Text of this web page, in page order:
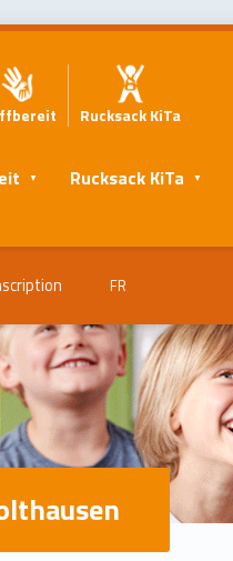
Rucksack KiTa
Rucksack KiTa
FR